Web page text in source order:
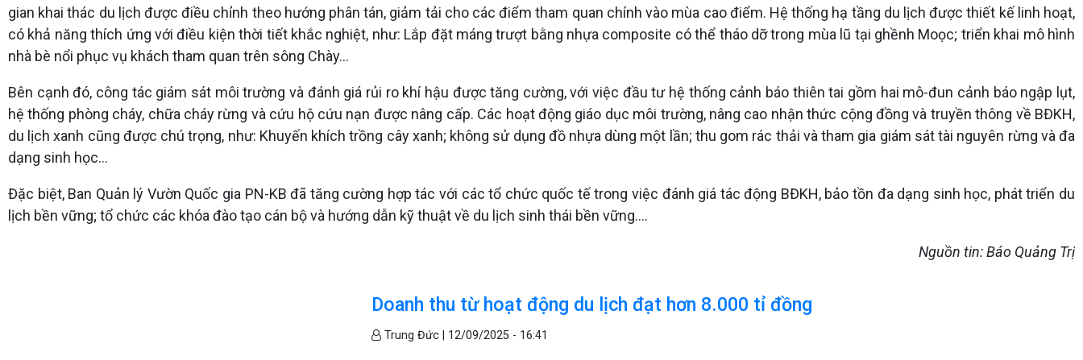
gian khai thác du lịch được điều chỉnh theo hướng phân tán, giảm tải cho các điểm tham quan chính vào mùa cao điểm. Hệ thống hạ tầng du lịch được thiết kế linh hoạt,
có khả năng thích ứng với điều kiện thời tiết khắc nghiệt, như: Lắp đặt máng trượt bằng nhựa composite có thể tháo dỡ trong mùa lũ tại ghềnh Moọc; triển khai mô hình
nhà bè nổi phục vụ khách tham quan trên sông Chày…
Bên cạnh đó, công tác giám sát môi trường và đánh giá rủi ro khí hậu được tăng cường, với việc đầu tư hệ thống cảnh báo thiên tai gồm hai mô-đun cảnh báo ngập lụt,
hệ thống phòng cháy, chữa cháy rừng và cứu hộ cứu nạn được nâng cấp. Các hoạt động giáo dục môi trường, nâng cao nhận thức cộng đồng và truyền thông về BĐKH,
du lịch xanh cũng được chú trọng, như: Khuyến khích trồng cây xanh; không sử dụng đồ nhựa dùng một lần; thu gom rác thải và tham gia giám sát tài nguyên rừng và đa
dạng sinh học…
Đặc biệt, Ban Quản lý Vườn Quốc gia PN-KB đã tăng cường hợp tác với các tổ chức quốc tế trong việc đánh giá tác động BĐKH, bảo tồn đa dạng sinh học, phát triển du
lịch bền vững; tổ chức các khóa đào tạo cán bộ và hướng dẫn kỹ thuật về du lịch sinh thái bền vững….
Nguồn tin: Báo Quảng Trị
Doanh thu từ hoạt động du lịch đạt hơn 8.000 tỉ đồng
Trung Đức | 12/09/2025 - 16:41